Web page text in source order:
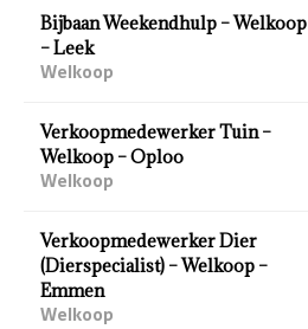
Bijbaan Weekendhulp – Welkoop
– Leek
Welkoop
Verkoopmedewerker Tuin –
Welkoop – Oploo
Welkoop
Verkoopmedewerker Dier
(Dierspecialist) – Welkoop –
Emmen
Welkoop